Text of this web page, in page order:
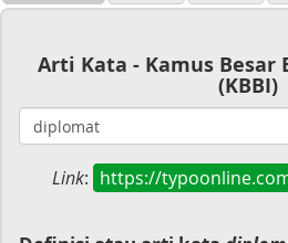
Arti Kata - Kamus Besar
(KBBI)
Link: https://